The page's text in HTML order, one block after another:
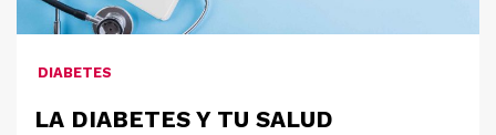
DIABETES
LA DIABETES Y TU SALUD